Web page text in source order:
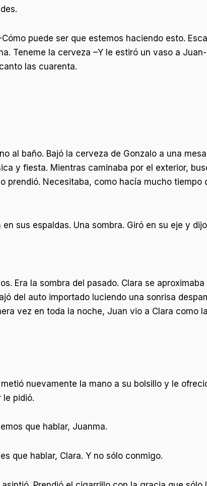
puede ser que estemos haciendo esto.
Teneme la cerveza –Y le estiró un vaso a
las cuarenta.
al baño. Bajó la cerveza de Gonzalo a una
y fiesta. Mientras caminaba por el exterior,
prendió. Necesitaba, como hacía mucho tiempo
sus espaldas. Una sombra. Giró en su eje y
Era la sombra del pasado. Clara se
del auto importado luciendo una sonrisa
vez en toda la noche, Juan vio a Clara como
nuevamente la mano a su bolsillo y le
le pidió.
que hablar, Juanma.
que hablar, Clara. Y no sólo conmigo.